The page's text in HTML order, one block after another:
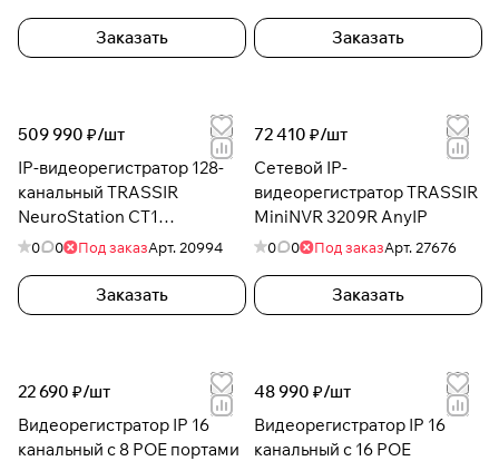
Заказать Заказать
509 990 ₽/шт
IP-видеорегистратор 128-
канальный TRASSIR
NeuroStation CT1
8800R/128-A5
0 0 Под заказАрт.20994
Заказать
72 410 ₽/шт
Сетевой IP-
видеорегистратор TRASSIR
MiniNVR 3209R AnyIP
0 0 Под заказАрт.27676
Заказать
22 690 ₽/шт
Видеорегистратор IP 16
канальный с 8 POE портами
48 990 ₽/шт
Видеорегистратор IP 16
канальный с 16 POE